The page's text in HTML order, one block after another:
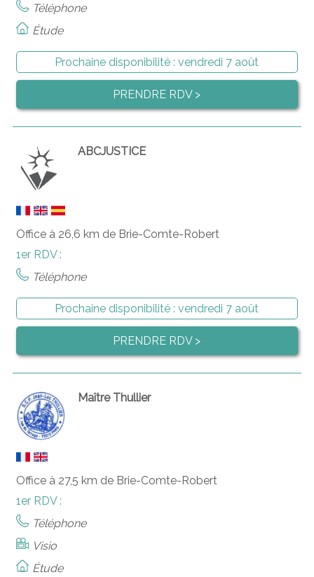
Téléphone
Étude
Prochaine disponibilité :vendredi 7 août
PRENDRE RDV >
ABCJUSTICE
Office à 26,6 km de Brie-Comte-Robert
1er RDV :
Téléphone
Prochaine disponibilité :vendredi 7 août
PRENDRE RDV >
Maître Thullier
Office à 27,5 km de Brie-Comte-Robert
1er RDV :
Téléphone
Visio
Étude